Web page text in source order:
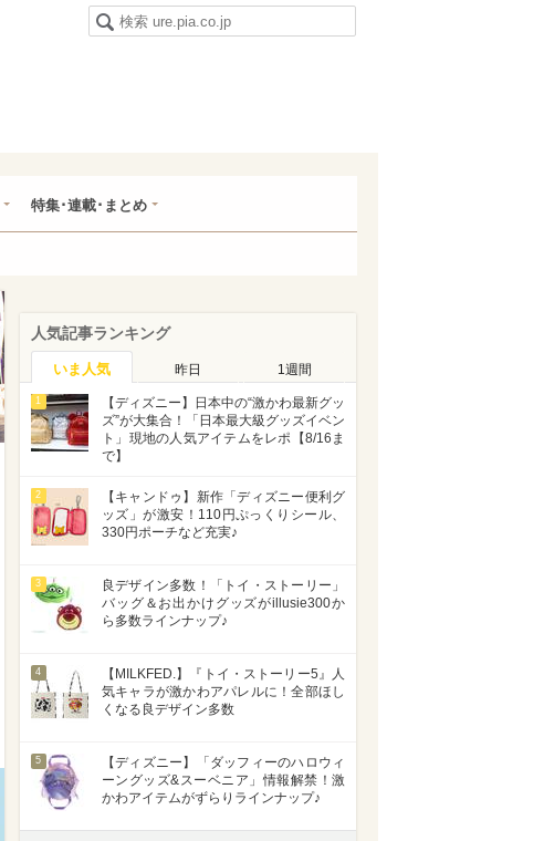
特集･連載･まとめ
人気記事ランキング
いま人気 昨日 1週間
1
【ディズニー】日本中の“激かわ最新グッ
ズ”が大集合！「日本最大級グッズイベン
ト」現地の人気アイテムをレポ【8/16ま
で】
2
【キャンドゥ】新作「ディズニー便利グ
ッズ」が激安！110円ぷっくりシール、
330円ポーチなど充実♪
3
良デザイン多数！「トイ・ストーリー」
バッグ＆お出かけグッズがillusie300か
ら多数ラインナップ♪
4
【MILKFED.】『トイ・ストーリー5』人
気キャラが激かわアパレルに！全部ほし
くなる良デザイン多数
5
【ディズニー】「ダッフィーのハロウィ
ーングッズ&スーベニア」情報解禁！激
かわアイテムがずらりラインナップ♪